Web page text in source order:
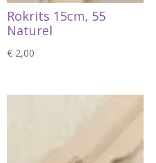
Rokrits 15cm, 55
Naturel
€ 2,00